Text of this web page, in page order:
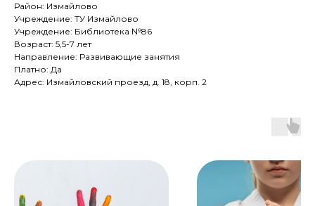
Район: Измайлово
Учреждение: ТУ Измайлово
Учреждение: Библиотека №86
Возраст: 5,5-7 лет
Направление: Развивающие занятия
Платно: Да
Адрес: Измайловский проезд, д. 18, корп. 2